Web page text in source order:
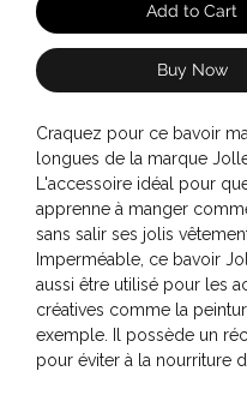
Add to Cart
Buy Now
Craquez pour ce bavoir
longues de la marque
L'accessoire idéal pour
apprenne à manger
sans salir ses jolis
Imperméable, ce bavoir
aussi être utilisé pour les
créatives comme la
exemple. Il possède un
pour éviter à la nourriture